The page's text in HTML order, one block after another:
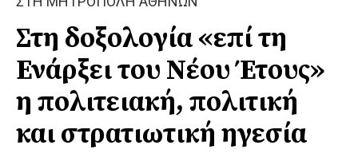
Στη δοξολογία «επί τη
Ενάρξει του Νέου Έτους»
η πολιτειακή, πολιτική
και στρατιωτική ηγεσία